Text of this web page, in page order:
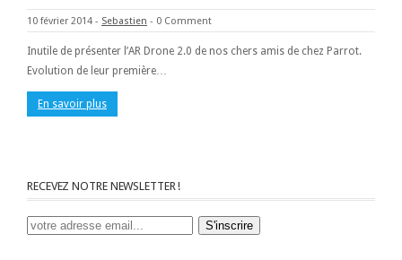
10 février 2014 - Sebastien - 0 Comment
Inutile de présenter l’AR Drone 2.0 de nos chers amis de chez Parrot.
Evolution de leur première…
En savoir plus
RECEVEZ NOTRE NEWSLETTER !